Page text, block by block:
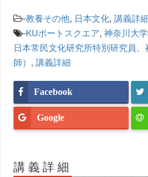
-教養その他, 日本文化,講義詳細
-KUポートスクエア,神奈川大学
日本常民文化研究所特別研究員
師） ,講義詳細
Facebook
Google
講義詳細